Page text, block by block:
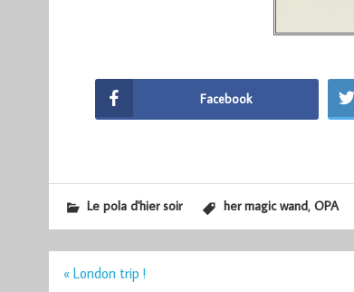
Facebook
Le pola d'hier soir her magic wand, OPA
Navigation
« London trip !